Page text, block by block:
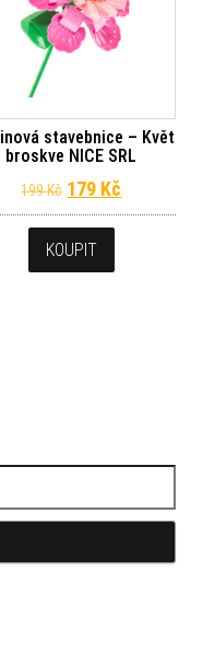
Kč.
134 Kč.
stavebnice – Květ
broskve NICE SRL
199Kč Původní cena
179 Kč
KOUPIT